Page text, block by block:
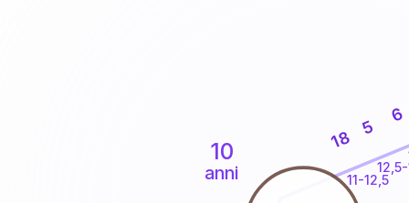
10
anni 11-12,5
18 5
6